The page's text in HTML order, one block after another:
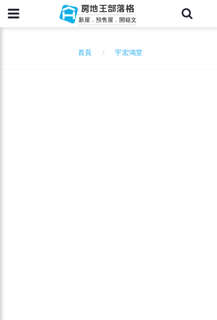
房地王部落格
新屋．預售屋．開箱文
首頁 宇宏鴻堂